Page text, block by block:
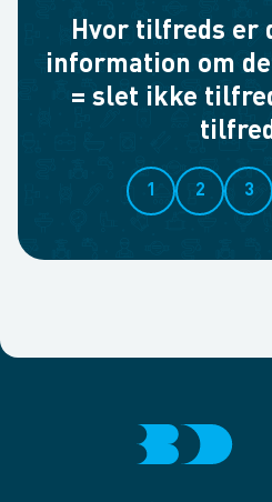
Hvor tilfreds er
information om
= slet ikke
1 2 3